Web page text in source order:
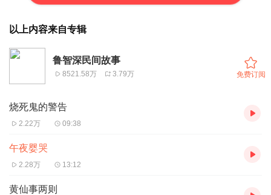
以上内容来自专辑
鲁智深民间故事
8521.58万 3.79万 免费订阅
烧死鬼的警告
2.22万 09:38
午夜婴哭
2.28万 13:12
黄仙事两则